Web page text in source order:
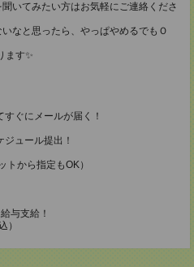
いてみたい方はお気軽にご連絡くださ
なと思ったら、やっぱやめるでもＯ
ます✨
ぐにメールが届く！
ュール提出！
トから指定もOK）
与支給！
）